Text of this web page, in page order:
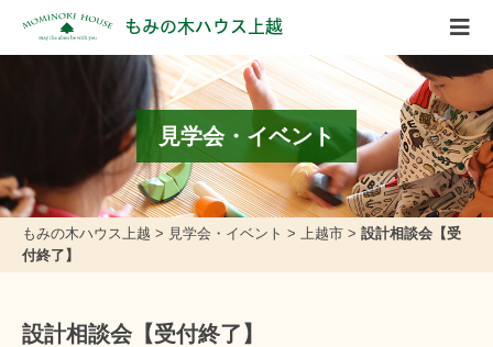
もみの木ハウス上越
見学会・イベント
もみの木ハウス上越 > 見学会・イベント > 上越市 > 設計相談会【受
付終了】
設計相談会【受付終了】